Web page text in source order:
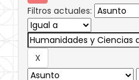
Filtros actuales: